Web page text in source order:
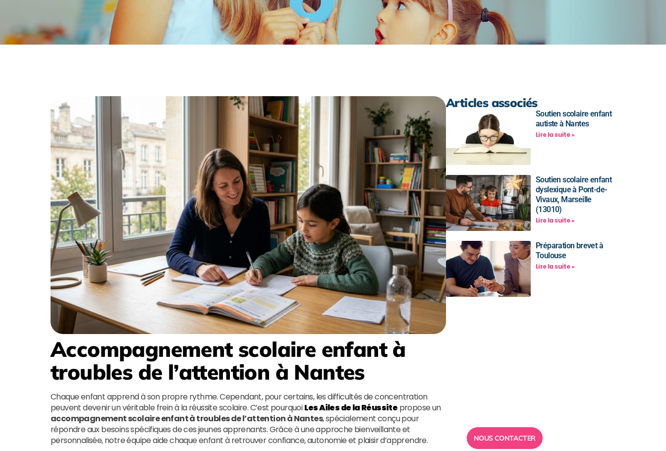
Accompagnement scolaire enfant à
troubles de l’attention à Nantes
Chaque enfant apprend à son propre rythme. Cependant, pour certains, les difficultés de concentration
peuvent devenir un véritable frein à la réussite scolaire. C’est pourquoiLes Ailes de la Réussite propose un
accompagnement scolaire enfant à troubles de l’attention à Nantes, spécialement conçu pour
répondre aux besoins spécifiques de ces jeunes apprenants. Grâce à une approche bienveillante et
personnalisée, notre équipe aide chaque enfant à retrouver confiance, autonomie et plaisir d’apprendre.
Articles associés
Soutien scolaire enfant
autiste à Nantes
Lire la suite »
Soutien scolaire enfant
dyslexique à Pont-de-
Vivaux, Marseille
(13010)
Lire la suite »
Préparation brevet à
Toulouse
Lire la suite »
NOUS CONTACTER